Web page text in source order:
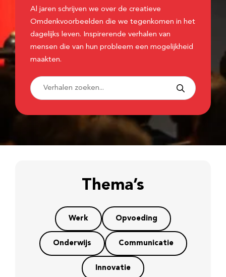
Al jaren schrijven we over de creatieve
Omdenkvoorbeelden die we tegenkomen in het
dagelijks leven. Inspirerende verhalen van
mensen die van hun probleem een mogelijkheid
maakten.
Thema’s
Werk Opvoeding
Onderwijs Communicatie
Innovatie